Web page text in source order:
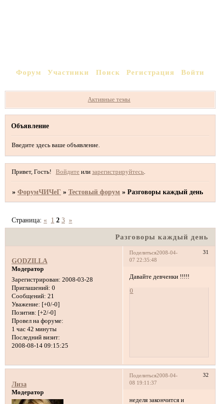
Форум Участники Поиск Регистрация Войти
Активные темы
Объявление
Введите здесь ваше объявление.
Привет, Гость! Войдите илизарегистрируйтесь
»ФорумЧИЧеГ »Тестовый форум »Разговоры каждый день
Разговоры каждый день
Страница: « 1 2 3 »
Поделиться 31
2008-04-
07 22:35:48
GODZILLA
Модератор
Зарегистрирован: 2008-03-28
Приглашений: 0
Сообщений: 21
Уважение: [+0/-0]
Позитив: [+2/-0]
Провел на форуме:
1 час 42 минуты
Последний визит:
2008-08-14 09:15:25
Давайте девченки !!!!!
0
Поделиться 32
2008-04-
08 19:11:37
Лиза
Модератор
неделя закончится и